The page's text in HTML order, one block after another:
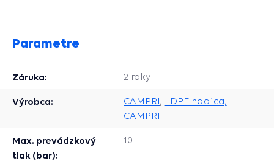
Parametre
Záruka: 2 roky
Výrobca: CAMPRI, LDPE hadica,
CAMPRI
Max. prevádzkový
tlak (bar):
10